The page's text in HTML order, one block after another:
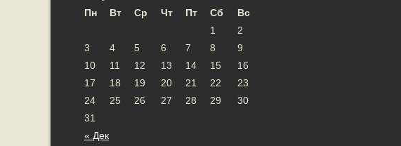
Пн
Вт Ср Чт Пт Сб Вс
« Дек
1
2
3
4 5 6 7 8
9
10
11 12 13 14 15
16
17
18 19 20 21 22
23
24
25 26 27 28 29
30
31